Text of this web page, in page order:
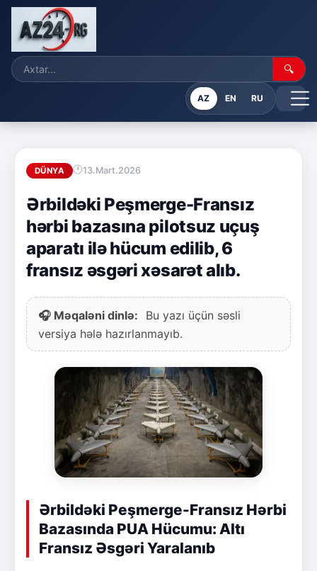
🔍
AZ EN RU
DÜNYA 13.Mart.2026
Ərbildəki Peşmerge-Fransız
hərbi bazasına pilotsuz uçuş
aparatı ilə hücum edilib, 6
fransız əsgəri xəsarət alıb.
🎧 Məqaləni dinlə:
Bu yazı üçün səsli
versiya hələ hazırlanmayıb.
Ərbildəki Peşmerge-Fransız Hərbi
Bazasında PUA Hücumu: Altı
Fransız Əsgəri Yaralanıb